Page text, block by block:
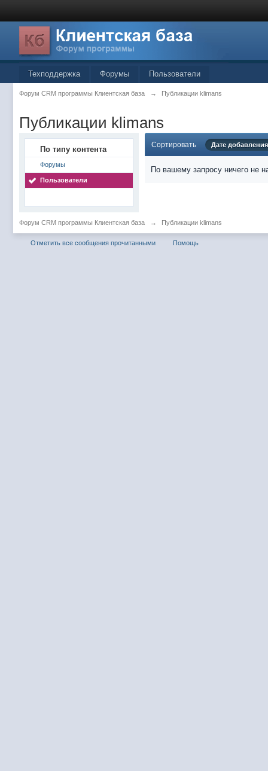
Техподдержка Форумы Пользователи
Форум CRM программы Клиентская база → Публикации klimans
Публикации klimans
По типу контента
Форумы
Пользователи
Сортировать Дате добавления
По вашему запросу ничего не
Форум CRM программы Клиентская база → Публикации klimans
Отметить все сообщения прочитанными Помощь